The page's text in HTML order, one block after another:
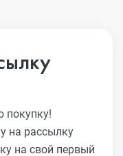
покупку!
на рассылку
на свой первый